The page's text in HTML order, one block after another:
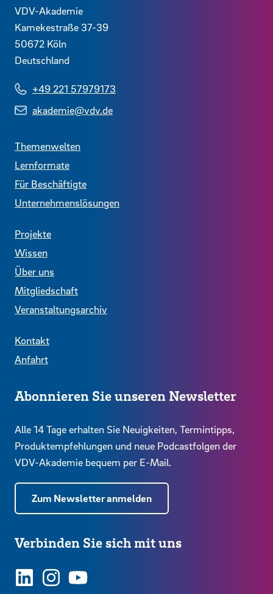
Kontaktdaten und weitere Links
VDV-Akademie
Kamekestraße 37-39
50672 Köln
Deutschland
+49 221 57979173
akademie@vdv.de
Abonnieren Sie unseren Newsletter
Alle 14 Tage erhalten Sie Neuigkeiten, Termintipps,
Produktempfehlungen und neue Podcastfolgen der
VDV-Akademie bequem per E-Mail.
Zum Newsletter anmelden
Verbinden Sie sich mit uns
LinkedInInstagram
YouTube
Themenwelten
Lernformate
Für Beschäftigte
Unternehmenslösungen
Projekte
Wissen
Über uns
Mitgliedschaft
Veranstaltungsarchiv
Kontakt
Anfahrt